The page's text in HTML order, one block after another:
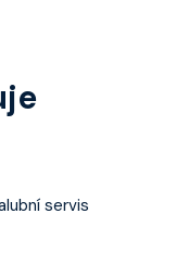
servis